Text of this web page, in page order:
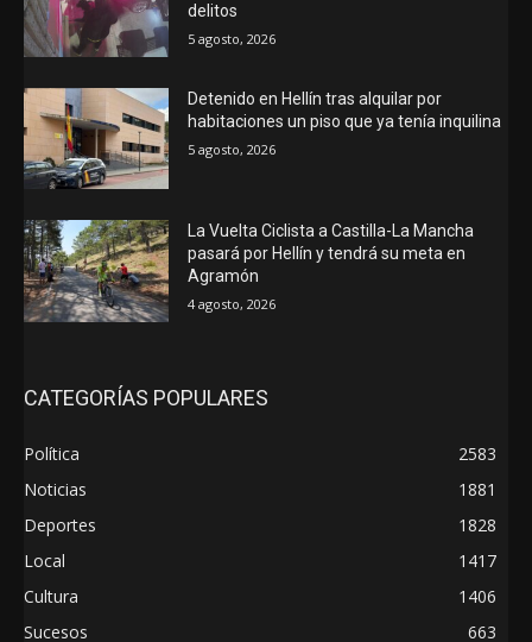
delitos
5 agosto, 2026
Detenido en Hellín tras alquilar por
habitaciones un piso que ya tenía inquilina
5 agosto, 2026
La Vuelta Ciclista a Castilla-La Mancha
pasará por Hellín y tendrá su meta en
Agramón
4 agosto, 2026
CATEGORÍAS POPULARES
Política
2583
Noticias
1881
Deportes
1828
Local
1417
Cultura
1406
Sucesos
663